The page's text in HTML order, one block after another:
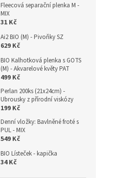
Fleecová separační plenka M -
MIX
31 Kč
Ai2 BIO (M) - Pivoňky SZ
629 Kč
BIO Kalhotková plenka s GOTS
(M) - Akvarelové květy PAT
499 Kč
Perlan 200ks (21x24cm) -
Ubrousky z přírodní viskózy
199 Kč
Denní vložky: Bavlněné froté s
PUL - MIX
549 Kč
BIO Lísteček - kapička
34 Kč